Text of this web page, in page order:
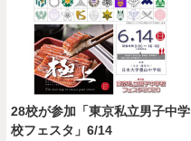
28校が参加「東京私立男子中学
校フェスタ」6/14